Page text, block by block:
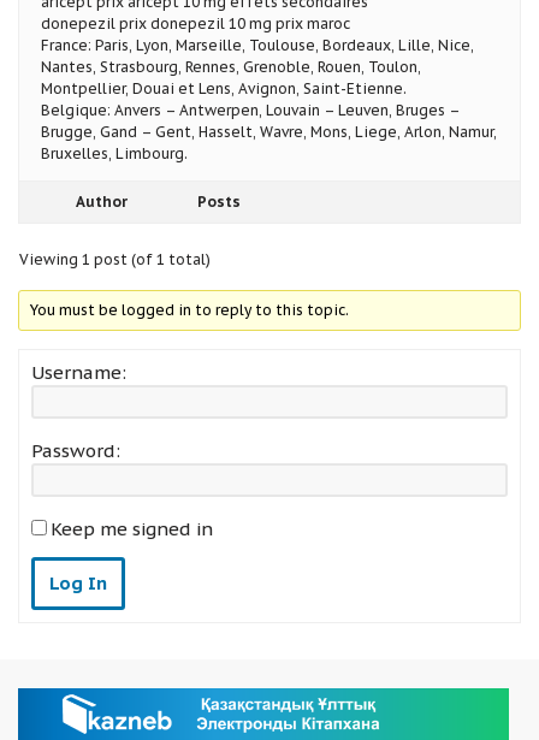
donepezil prix donepezil 10 mg prix maroc
France: Paris, Lyon, Marseille, Toulouse, Bordeaux, Lille, Nice,
Nantes, Strasbourg, Rennes, Grenoble, Rouen, Toulon,
Montpellier, Douai et Lens, Avignon, Saint-Etienne.
Belgique: Anvers – Antwerpen, Louvain – Leuven, Bruges –
Brugge, Gand – Gent, Hasselt, Wavre, Mons, Liege, Arlon, Namur,
Bruxelles, Limbourg.
Author Posts
Viewing 1 post (of 1 total)
You must be logged in to reply to this topic.
Username:
Password:
Keep me signed in
Log In